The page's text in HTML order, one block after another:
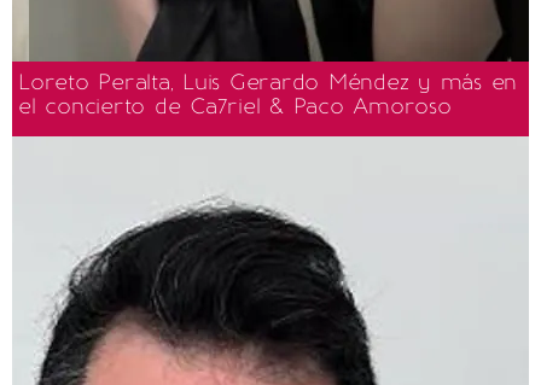
Loreto Peralta, Luis Gerardo Méndez y más en
el concierto de Ca7riel & Paco Amoroso